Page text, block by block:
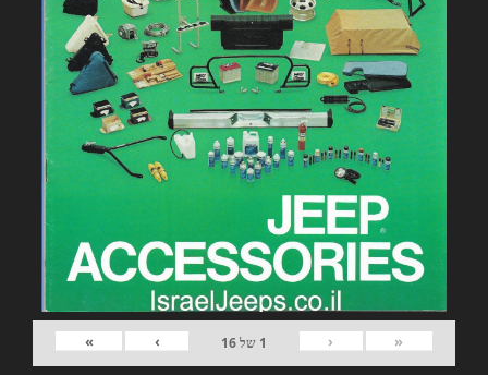
«
‹
1 של16
›
»